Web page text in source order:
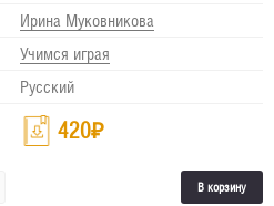
Ирина Муковникова
Учимся играя
Русский
420₽
В корзину